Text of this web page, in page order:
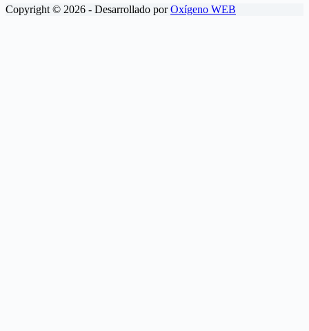
Copyright © 2026 - Desarrollado porOxígeno WEB